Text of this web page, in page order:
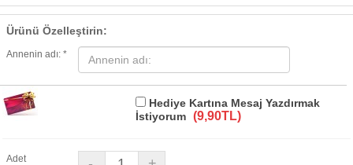
Ürünü Özelleştirin:
Annenin adı: *
Hediye Kartına Mesaj Yazdırmak
İstiyorum (9,90TL)
Adet